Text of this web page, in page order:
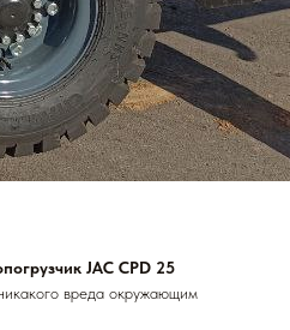
JAC CPD 25
вреда окружающим